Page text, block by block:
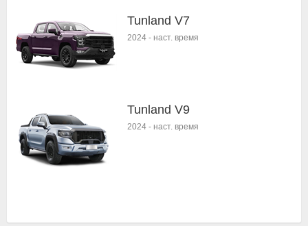
Tunland V7
2024 - наст. время
Tunland V9
2024 - наст. время